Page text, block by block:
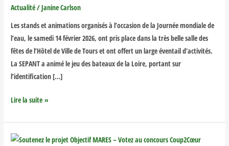
Actualité/Janine Carlson
Les stands et animations organisés à l’occasion de la Journée mondiale de
l’eau, le samedi 14 février 2026, ont pris place dans la très belle salle des
fêtes de l’Hôtel de Ville de Tours et ont offert un large éventail d’activités.
La SEPANT a animé le jeu des bateaux de la Loire, portant sur
l’identification […]
:
animations,
échanges
et
engagement
Lire la suite »
Soutenez